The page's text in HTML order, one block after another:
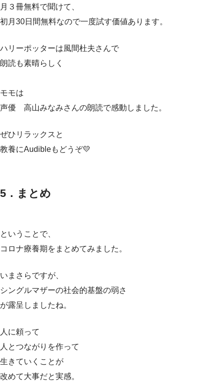
月３冊無料で聞けて、
初月30日間無料なので一度試す価値あります。
ハリーポッターは風間杜夫さんで
朗読も素晴らしく
モモは
声優 高山みなみさんの朗読で感動しました。
ぜひリラックスと
教養にAudibleもどうぞ💛
5．まとめ
ということで、
コロナ療養期をまとめてみました。
いまさらですが、
シングルマザーの社会的基盤の弱さ
が露呈しましたね。
人に頼って
人とつながりを作って
生きていくことが
改めて大事だと実感。